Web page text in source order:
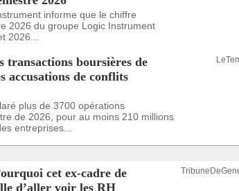
informe que le chiffre
2026 du groupe Logic Instrument
2026...
transactions boursières de
accusations de conflits
plus de 3700 opérations
de 2026, pour au moins 210 millions
entreprises...
cet ex-cadre de
d’aller voir les RH